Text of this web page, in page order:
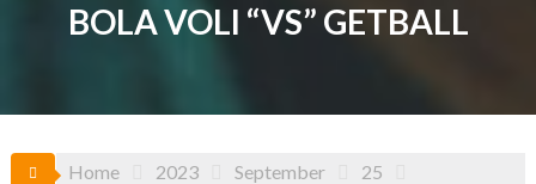
BOLA VOLI “VS” GETBALL
Home 2023 September
25